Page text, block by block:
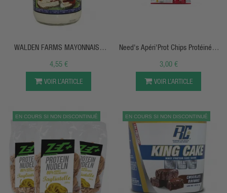
APERÇU RAPIDE
WALDEN FARMS MAYONNAISE
Dietetique 340g
4,55 €
VOIR L’ARTICLE
Need's Apéri'Prot Chips Protéinées
Smart Food
3,00 €
VOIR L’ARTICLE
EN COURS SI NON DISCONTINUÉ EN COURS SI NON DISCONTINUÉ